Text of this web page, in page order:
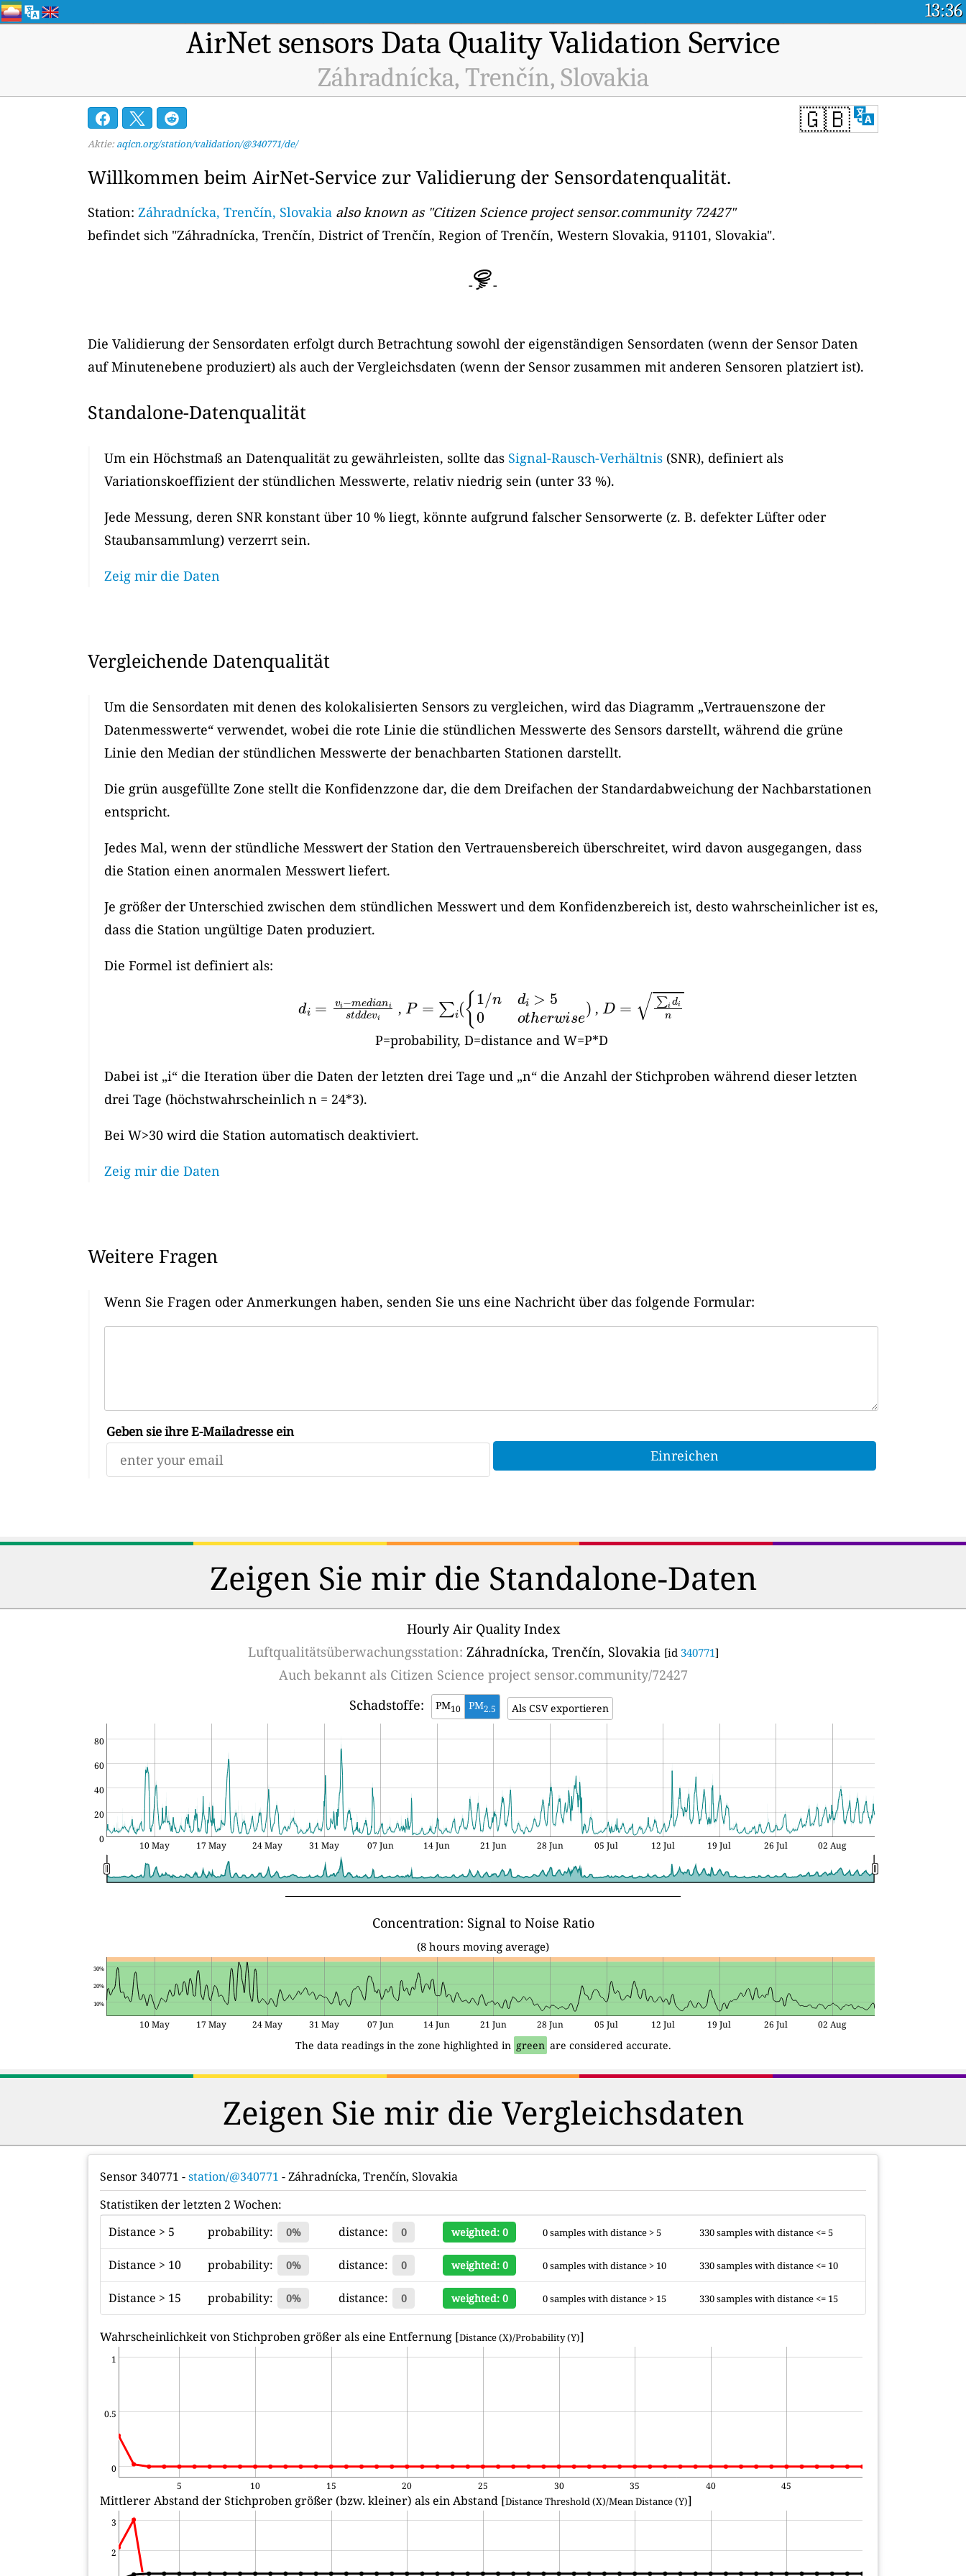
13:36
AirNet sensors Data Quality Validation Service
Záhradnícka, Trenčín, Slovakia
🇬🇧
Aktie: aqicn.org/station/validation/@340771/de/
Willkommen beim AirNet-Service zur Validierung der Sensordatenqualität.
Station: Záhradnícka, Trenčín, Slovakia also known as "Citizen Science project sensor.community 72427"
befindet sich "Záhradnícka, Trenčín, District of Trenčín, Region of Trenčín, Western Slovakia, 91101, Slovakia".
- -
Die Validierung der Sensordaten erfolgt durch Betrachtung sowohl der eigenständigen Sensordaten (wenn der Sensor Daten
auf Minutenebene produziert) als auch der Vergleichsdaten (wenn der Sensor zusammen mit anderen Sensoren platziert ist).
Standalone-Datenqualität
Um ein Höchstmaß an Datenqualität zu gewährleisten, sollte das Signal-Rausch-Verhältnis (SNR), definiert als
Variationskoeffizient der stündlichen Messwerte, relativ niedrig sein (unter 33 %).
Jede Messung, deren SNR konstant über 10 % liegt, könnte aufgrund falscher Sensorwerte (z. B. defekter Lüfter oder
Staubansammlung) verzerrt sein.
Zeig mir die Daten
Vergleichende Datenqualität
Um die Sensordaten mit denen des kolokalisierten Sensors zu vergleichen, wird das Diagramm „Vertrauenszone der
Datenmesswerte“ verwendet, wobei die rote Linie die stündlichen Messwerte des Sensors darstellt, während die grüne
Linie den Median der stündlichen Messwerte der benachbarten Stationen darstellt.
Die grün ausgefüllte Zone stellt die Konfidenzzone dar, die dem Dreifachen der Standardabweichung der Nachbarstationen
entspricht.
Jedes Mal, wenn der stündliche Messwert der Station den Vertrauensbereich überschreitet, wird davon ausgegangen, dass
die Station einen anormalen Messwert liefert.
Je größer der Unterschied zwischen dem stündlichen Messwert und dem Konfidenzbereich ist, desto wahrscheinlicher ist es,
dass die Station ungültige Daten produziert.
Die Formel ist definiert als:
i− media dev i
,
i({1 / nd i>5 ot he r e
,
din
P=probability, D=distance and W=P*D
Dabei ist „i“ die Iteration über die Daten der letzten drei Tage und „n“ die Anzahl der Stichproben während dieser letzten
drei Tage (höchstwahrscheinlich n = 24*3).
Bei W>30 wird die Station automatisch deaktiviert.
Zeig mir die Daten
Weitere Fragen
Wenn Sie Fragen oder Anmerkungen haben, senden Sie uns eine Nachricht über das folgende Formular:
Geben sie ihre E-Mailadresse ein
Zeigen Sie mir die Standalone-Daten
Hourly Air Quality Index
Luftqualitätsüberwachungsstation: Záhradnícka, Trenčín, Slovakia [id 340771]
Auch bekannt alsCitizen Science project sensor.community/72427
Schadstoffe:
PM10 PM2.5 Als CSV exportieren
0
20
40
60
80
10 May 17 May 24 May 31 May 07 Jun 14 Jun 21 Jun 28 Jun 05 Jul 12 Jul 19 Jul 26 Jul 02 Aug
Concentration: Signal to Noise Ratio
(8 hours moving average)
10%
20%
30%
10 May 17 May 24 May 31 May 07 Jun 14 Jun 21 Jun 28 Jun 05 Jul 12 Jul 19 Jul 26 Jul 02 Aug
The data readings in the zone highlighted in green are considered accurate.
Zeigen Sie mir die Vergleichsdaten
Sensor 340771 -station/@340771 - Záhradnícka, Trenčín, Slovakia
Statistiken der letzten 2 Wochen:
Distance > 5
probability: 0% distance: 0 weighted: 0 0 samples with distance > 5 330 samples with distance <= 5
Distance > 10 probability: 0% distance: 0 weighted: 0 0 samples with distance > 10 330 samples with distance <= 10
Distance > 15 probability: 0% distance: 0 weighted: 0 0 samples with distance > 15 330 samples with distance <= 15
Wahrscheinlichkeit von Stichproben größer als eine Entfernung [Distance (X)/Probability (Y)]
0
0.5
1
5 10 15 20 25 30 35 40 45
Mittlerer Abstand der Stichproben größer (bzw. kleiner) als ein Abstand [Distance Threshold (X)/Mean Distance (Y)]
2
3